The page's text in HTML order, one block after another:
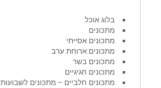
בלוג אוכל
מתכונים
מתכונים אסייתי
מתכונים ארוחת ערב
מתכונים בשר
מתכונים חגיגיים
מתכונים חלביים – מתכונים לשבועות